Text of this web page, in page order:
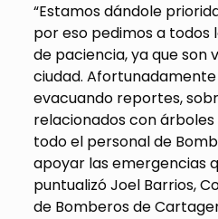
“Estamos dándole
por eso pedimos a todos
de paciencia, ya que son
ciudad.
evacuando reportes,
relacionados con
todo el personal de
apoyar las emergencias
puntualizó Joel Barrios,
de Bomberos de